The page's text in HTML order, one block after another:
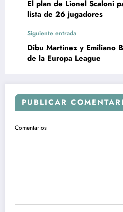
El plan de Lionel Scaloni
lista de 26 jugadores
Siguiente entrada
Dibu Martínez y Emiliano
de la Europa League
PUBLICAR
Comentarios